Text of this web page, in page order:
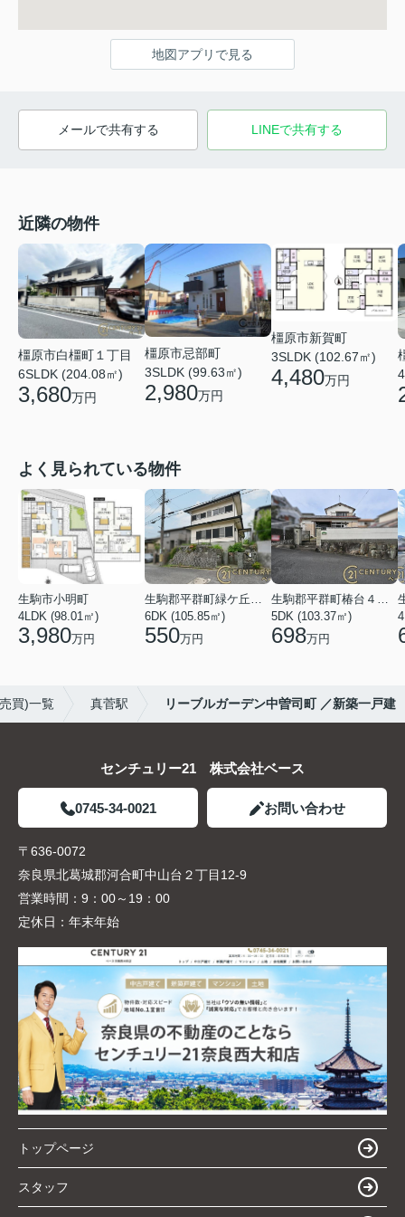
地図アプリで見る
メールで共有する LINEで共有する
近隣の物件
橿原市白橿町１丁目
6SLDK (204.08㎡)
3,680万円
橿原市忌部町
3SLDK (99.63㎡)
2,980万円
橿原市新賀町
3SLDK (102.67㎡)
4,480万円
よく見られている物件
生駒市小明町
4LDK (98.01㎡)
3,980万円
生駒郡平群町緑ケ丘５丁目
6DK (105.85㎡)
550万円
生駒郡平群町椿台４丁目
5DK (103.37㎡)
698万円
買)一覧 真菅駅 リーブルガーデン中曽司町 ／新築一戸建
センチュリー21 株式会社ベース
0745-34-0021 お問い合わせ
〒636-0072
奈良県北葛城郡河合町中山台２丁目12-9
営業時間： 9：00～19：00
定休日： 年末年始
トップページ
スタッフ